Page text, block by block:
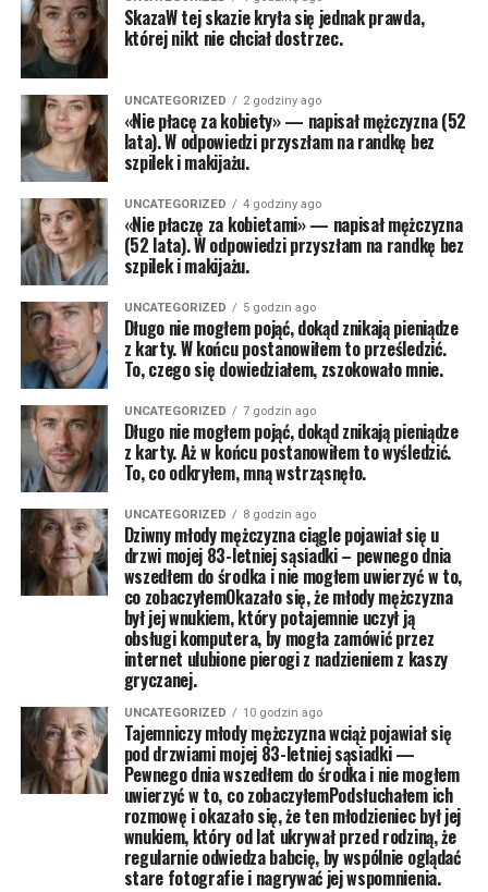
SkazaW tej skazie kryła się jednak prawda,
której nikt nie chciał dostrzec.
UNCATEGORIZED 2 godziny ago
«Nie płacę za kobiety» — napisał mężczyzna (52
lata). W odpowiedzi przyszłam na randkę bez
szpilek i makijażu.
UNCATEGORIZED 4 godziny ago
«Nie płaczę za kobietami» — napisał mężczyzna
(52 lata). W odpowiedzi przyszłam na randkę bez
szpilek i makijażu.
UNCATEGORIZED 5 godzin ago
Długo nie mogłem pojąć, dokąd znikają pieniądze
z karty. W końcu postanowiłem to prześledzić.
To, czego się dowiedziałem, zszokowało mnie.
UNCATEGORIZED 7 godzin ago
Długo nie mogłem pojąć, dokąd znikają pieniądze
z karty. Aż w końcu postanowiłem to wyśledzić.
To, co odkryłem, mną wstrząsnęło.
UNCATEGORIZED 8 godzin ago
Dziwny młody mężczyzna ciągle pojawiał się u
drzwi mojej 83-letniej sąsiadki – pewnego dnia
wszedłem do środka i nie mogłem uwierzyć w to,
co zobaczyłemOkazało się, że młody mężczyzna
był jej wnukiem, który potajemnie uczył ją
obsługi komputera, by mogła zamówić przez
internet ulubione pierogi z nadzieniem z kaszy
gryczanej.
UNCATEGORIZED 10 godzin ago
Tajemniczy młody mężczyzna wciąż pojawiał się
pod drzwiami mojej 83-letniej sąsiadki —
Pewnego dnia wszedłem do środka i nie mogłem
uwierzyć w to, co zobaczyłemPodsłuchałem ich
rozmowę i okazało się, że ten młodzieniec był jej
wnukiem, który od lat ukrywał przed rodziną, że
regularnie odwiedza babcię, by wspólnie oglądać
stare fotografie i nagrywać jej wspomnienia.